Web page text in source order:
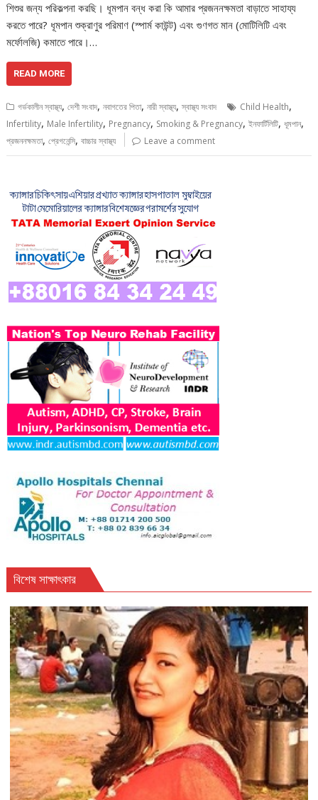
শিশুর জন্য পরিকল্পনা করছি। ধূমপান বন্ধ করা কি আমার প্রজননক্ষমতা বাড়াতে সাহায্য
করতে পারে? ধূমপান শুক্রাণুর পরিমাণ (স্পার্ম কাউন্ট) এবং গুণগত মান (মোটিলিটি এবং
মর্ফোলজি) কমাতে পারে।…
READ MORE
গর্ভকালীন স্বাস্থ্য,দেশী সংবাদ,নবাগতের পিতা,নারী স্বাস্থ্য,স্বাস্থ্য সংবাদ Child Health,
Infertility, Male Infertility, Pregnancy, Smoking & Pregnancy,ইনফার্টিলিটি,ধূমপান,
প্রজননক্ষমতা,প্রেগনেন্সি,বাচ্চার স্বাস্থ্য Leave a comment
বিশেষ সাক্ষাৎকার